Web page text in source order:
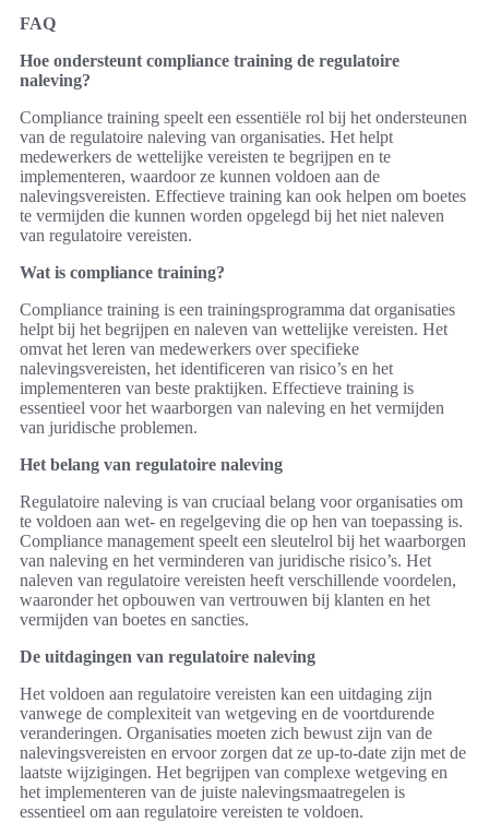
FAQ
Hoe ondersteunt compliance training de regulatoire
naleving?
Compliance training speelt een essentiële rol bij het ondersteunen
van de regulatoire naleving van organisaties. Het helpt
medewerkers de wettelijke vereisten te begrijpen en te
implementeren, waardoor ze kunnen voldoen aan de
nalevingsvereisten. Effectieve training kan ook helpen om boetes
te vermijden die kunnen worden opgelegd bij het niet naleven
van regulatoire vereisten.
Wat is compliance training?
Compliance training is een trainingsprogramma dat organisaties
helpt bij het begrijpen en naleven van wettelijke vereisten. Het
omvat het leren van medewerkers over specifieke
nalevingsvereisten, het identificeren van risico’s en het
implementeren van beste praktijken. Effectieve training is
essentieel voor het waarborgen van naleving en het vermijden
van juridische problemen.
Het belang van regulatoire naleving
Regulatoire naleving is van cruciaal belang voor organisaties om
te voldoen aan wet- en regelgeving die op hen van toepassing is.
Compliance management speelt een sleutelrol bij het waarborgen
van naleving en het verminderen van juridische risico’s. Het
naleven van regulatoire vereisten heeft verschillende voordelen,
waaronder het opbouwen van vertrouwen bij klanten en het
vermijden van boetes en sancties.
De uitdagingen van regulatoire naleving
Het voldoen aan regulatoire vereisten kan een uitdaging zijn
vanwege de complexiteit van wetgeving en de voortdurende
veranderingen. Organisaties moeten zich bewust zijn van de
nalevingsvereisten en ervoor zorgen dat ze up-to-date zijn met de
laatste wijzigingen. Het begrijpen van complexe wetgeving en
het implementeren van de juiste nalevingsmaatregelen is
essentieel om aan regulatoire vereisten te voldoen.